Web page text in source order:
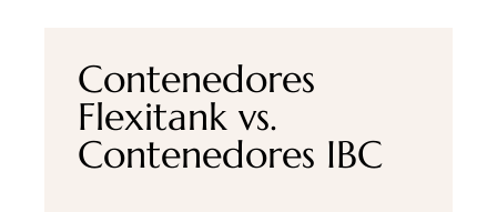
Contenedores
Flexitank vs.
Contenedores IBC